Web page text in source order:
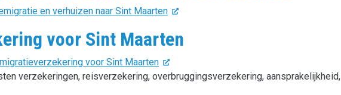
en verhuizen naar Sint Maarten
voor Sint Maarten
voor Sint Maarten
verzekeringen, reisverzekering, overbruggingsverzekering, aansprakelijkheid,